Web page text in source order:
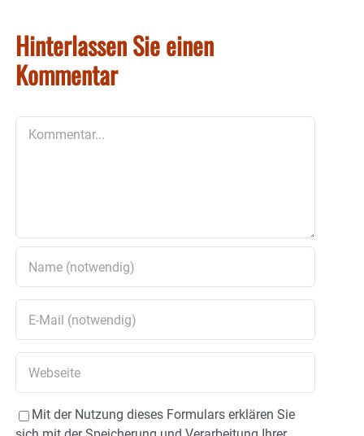
Hinterlassen Sie einen
Kommentar
Mit der Nutzung dieses Formulars erklären Sie